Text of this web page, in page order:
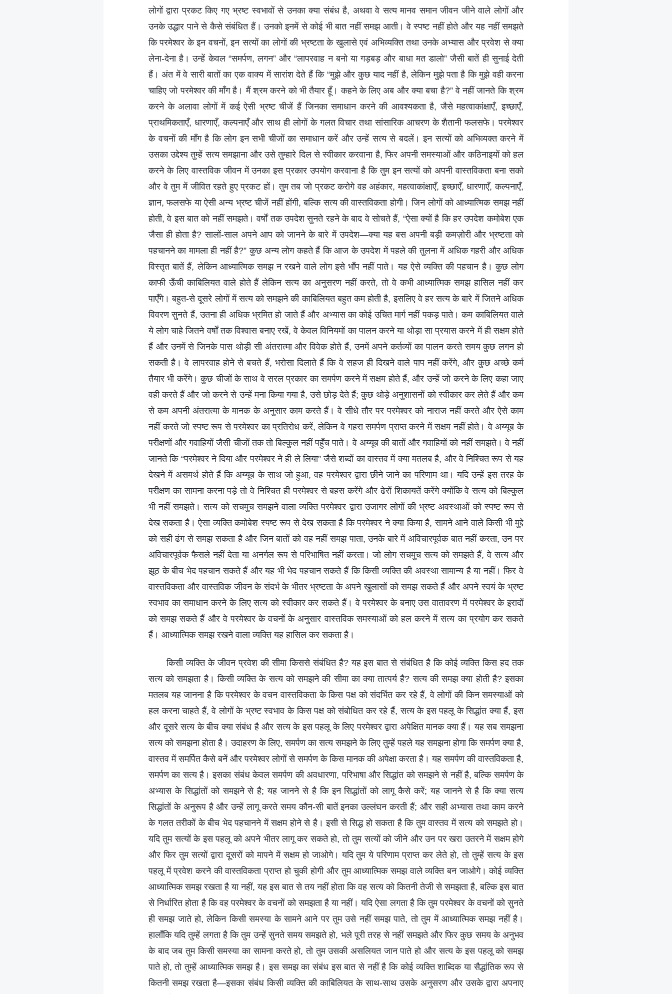
लोगों द्वारा प्रकट किए गए भ्रष्ट स्वभावों से उनका क्या संबंध है, अथवा वे सत्य मानव समान जीवन जीने वाले लोगों और
उनके उद्धार पाने से कैसे संबंधित हैं। उनको इनमें से कोई भी बात नहीं समझ आती। वे स्पष्ट नहीं होते और यह नहीं समझते
कि परमेश्वर के इन वचनों, इन सत्यों का लोगों की भ्रष्टता के खुलासे एवं अभिव्यक्ति तथा उनके अभ्यास और प्रवेश से क्या
लेना-देना है। उन्हें केवल “समर्पण, लगन” और “लापरवाह न बनो या गड़बड़ और बाधा मत डालो” जैसी बातें ही सुनाई देती
हैं। अंत में वे सारी बातों का एक वाक्य में सारांश देते हैं कि “मुझे और कुछ याद नहीं है, लेकिन मुझे पता है कि मुझे वही करना
चाहिए जो परमेश्वर की माँग है। मैं श्रम करने को भी तैयार हूँ। कहने के लिए अब और क्या बचा है?” वे नहीं जानते कि श्रम
करने के अलावा लोगों में कई ऐसी भ्रष्ट चीजें हैं जिनका समाधान करने की आवश्यकता है, जैसे महत्वाकांक्षाएँ, इच्छाएँ,
प्राथमिकताएँ, धारणाएँ, कल्पनाएँ और साथ ही लोगों के गलत विचार तथा सांसारिक आचरण के शैतानी फलसफे। परमेश्वर
के वचनों की माँग है कि लोग इन सभी चीजों का समाधान करें और उन्हें सत्य से बदलें। इन सत्यों को अभिव्यक्त करने में
उसका उद्देश्य तुम्हें सत्य समझाना और उसे तुम्हारे दिल से स्वीकार करवाना है, फिर अपनी समस्याओं और कठिनाइयों को हल
करने के लिए वास्तविक जीवन में उनका इस प्रकार उपयोग करवाना है कि तुम इन सत्यों को अपनी वास्तविकता बना सको
और वे तुम में जीवित रहते हुए प्रकट हों। तुम तब जो प्रकट करोगे वह अहंकार, महत्वाकांक्षाएँ, इच्छाएँ, धारणाएँ, कल्पनाएँ,
ज्ञान, फलसफे या ऐसी अन्य भ्रष्ट चीजें नहीं होंगी, बल्कि सत्य की वास्तविकता होगी। जिन लोगों को आध्यात्मिक समझ नहीं
होती, वे इस बात को नहीं समझते। वर्षों तक उपदेश सुनते रहने के बाद वे सोचते हैं, “ऐसा क्यों है कि हर उपदेश कमोबेश एक
जैसा ही होता है? सालों-साल अपने आप को जानने के बारे में उपदेश—क्या यह बस अपनी बड़ी कमज़ोरी और भ्रष्टता को
पहचानने का मामला ही नहीं है?” कुछ अन्य लोग कहते हैं कि आज के उपदेश में पहले की तुलना में अधिक गहरी और अधिक
विस्तृत बातें हैं, लेकिन आध्यात्मिक समझ न रखने वाले लोग इसे भाँप नहीं पाते। यह ऐसे व्यक्ति की पहचान है। कुछ लोग
काफी ऊँची काबिलियत वाले होते हैं लेकिन सत्य का अनुसरण नहीं करते, तो वे कभी आध्यात्मिक समझ हासिल नहीं कर
पाएँगे। बहुत-से दूसरे लोगों में सत्य को समझने की काबिलियत बहुत कम होती है, इसलिए वे हर सत्य के बारे में जितने अधिक
विवरण सुनते हैं, उतना ही अधिक भ्रमित हो जाते हैं और अभ्यास का कोई उचित मार्ग नहीं पकड़ पाते। कम काबिलियत वाले
ये लोग चाहे जितने वर्षों तक विश्वास बनाए रखें, वे केवल विनियमों का पालन करने या थोड़ा सा प्रयास करने में ही सक्षम होते
हैं और उनमें से जिनके पास थोड़ी सी अंतरात्मा और विवेक होते हैं, उनमें अपने कर्तव्यों का पालन करते समय कुछ लगन हो
सकती है। वे लापरवाह होने से बचते हैं, भरोसा दिलाते हैं कि वे सहज ही दिखने वाले पाप नहीं करेंगे, और कुछ अच्छे कर्म
तैयार भी करेंगे। कुछ चीजों के साथ वे सरल प्रकार का समर्पण करने में सक्षम होते हैं, और उन्हें जो करने के लिए कहा जाए
वही करते हैं और जो करने से उन्हें मना किया गया है, उसे छोड़ देते हैं; कुछ थोड़े अनुशासनों को स्वीकार कर लेते हैं और कम
से कम अपनी अंतरात्मा के मानक के अनुसार काम करते हैं। वे सीधे तौर पर परमेश्वर को नाराज नहीं करते और ऐसे काम
नहीं करते जो स्पष्ट रूप से परमेश्वर का प्रतिरोध करें, लेकिन वे गहरा समर्पण प्राप्त करने में सक्षम नहीं होते। वे अय्यूब के
परीक्षणों और गवाहियों जैसी चीजों तक तो बिल्कुल नहीं पहुँच पाते। वे अय्यूब की बातों और गवाहियों को नहीं समझते। वे नहीं
जानते कि “परमेश्वर ने दिया और परमेश्वर ने ही ले लिया” जैसे शब्दों का वास्तव में क्या मतलब है, और वे निश्चित रूप से यह
देखने में असमर्थ होते हैं कि अय्यूब के साथ जो हुआ, वह परमेश्वर द्वारा छीने जाने का परिणाम था। यदि उन्हें इस तरह के
परीक्षण का सामना करना पड़े तो वे निश्चित ही परमेश्वर से बहस करेंगे और ढेरों शिकायतें करेंगे क्योंकि वे सत्य को बिल्कुल
भी नहीं समझते। सत्य को सचमुच समझने वाला व्यक्ति परमेश्वर द्वारा उजागर लोगों की भ्रष्ट अवस्थाओं को स्पष्ट रूप से
देख सकता है। ऐसा व्यक्ति कमोबेश स्पष्ट रूप से देख सकता है कि परमेश्वर ने क्या किया है, सामने आने वाले किसी भी मुद्दे
को सही ढंग से समझ सकता है और जिन बातों को वह नहीं समझ पाता, उनके बारे में अविचारपूर्वक बात नहीं करता, उन पर
अविचारपूर्वक फैसले नहीं देता या अनर्गल रूप से परिभाषित नहीं करता। जो लोग सचमुच सत्य को समझते हैं, वे सत्य और
झूठ के बीच भेद पहचान सकते हैं और यह भी भेद पहचान सकते हैं कि किसी व्यक्ति की अवस्था सामान्य है या नहीं। फिर वे
वास्तविकता और वास्तविक जीवन के संदर्भ के भीतर भ्रष्टता के अपने खुलासों को समझ सकते हैं और अपने स्वयं के भ्रष्ट
स्वभाव का समाधान करने के लिए सत्य को स्वीकार कर सकते हैं। वे परमेश्वर के बनाए उस वातावरण में परमेश्वर के इरादों
को समझ सकते हैं और वे परमेश्वर के वचनों के अनुसार वास्तविक समस्याओं को हल करने में सत्य का प्रयोग कर सकते
हैं। आध्यात्मिक समझ रखने वाला व्यक्ति यह हासिल कर सकता है।
किसी व्यक्ति के जीवन प्रवेश की सीमा किससे संबंधित है? यह इस बात से संबंधित है कि कोई व्यक्ति किस हद तक
सत्य को समझता है। किसी व्यक्ति के सत्य को समझने की सीमा का क्या तात्पर्य है? सत्य की समझ क्या होती है? इसका
मतलब यह जानना है कि परमेश्वर के वचन वास्तविकता के किस पक्ष को संदर्भित कर रहे हैं, वे लोगों की किन समस्याओं को
हल करना चाहते हैं, वे लोगों के भ्रष्ट स्वभाव के किस पक्ष को संबोधित कर रहे हैं, सत्य के इस पहलू के सिद्धांत क्या हैं, इस
और दूसरे सत्य के बीच क्या संबंध है और सत्य के इस पहलू के लिए परमेश्वर द्वारा अपेक्षित मानक क्या हैं। यह सब समझना
सत्य को समझना होता है। उदाहरण के लिए, समर्पण का सत्य समझने के लिए तुम्हें पहले यह समझना होगा कि समर्पण क्या है,
वास्तव में समर्पित कैसे बनें और परमेश्वर लोगों से समर्पण के किस मानक की अपेक्षा करता है। यह समर्पण की वास्तविकता है,
समर्पण का सत्य है। इसका संबंध केवल समर्पण की अवधारणा, परिभाषा और सिद्धांत को समझने से नहीं है, बल्कि समर्पण के
अभ्यास के सिद्धांतों को समझने से है; यह जानने से है कि इन सिद्धांतों को लागू कैसे करें; यह जानने से है कि क्या सत्य
सिद्धांतों के अनुरूप है और उन्हें लागू करते समय कौन-सी बातें इनका उल्लंघन करती हैं; और सही अभ्यास तथा काम करने
के गलत तरीकों के बीच भेद पहचानने में सक्षम होने से है। इसी से सिद्ध हो सकता है कि तुम वास्तव में सत्य को समझते हो।
यदि तुम सत्यों के इस पहलू को अपने भीतर लागू कर सकते हो, तो तुम सत्यों को जीने और उन पर खरा उतरने में सक्षम होगे
और फिर तुम सत्यों द्वारा दूसरों को मापने में सक्षम हो जाओगे। यदि तुम ये परिणाम प्राप्त कर लेते हो, तो तुम्हें सत्य के इस
पहलू में प्रवेश करने की वास्तविकता प्राप्त हो चुकी होगी और तुम आध्यात्मिक समझ वाले व्यक्ति बन जाओगे। कोई व्यक्ति
आध्यात्मिक समझ रखता है या नहीं, यह इस बात से तय नहीं होता कि वह सत्य को कितनी तेजी से समझता है, बल्कि इस बात
से निर्धारित होता है कि वह परमेश्वर के वचनों को समझता है या नहीं। यदि ऐसा लगता है कि तुम परमेश्वर के वचनों को सुनते
ही समझ जाते हो, लेकिन किसी समस्या के सामने आने पर तुम उसे नहीं समझ पाते, तो तुम में आध्यात्मिक समझ नहीं है।
हालाँकि यदि तुम्हें लगता है कि तुम उन्हें सुनते समय समझते हो, भले पूरी तरह से नहीं समझते और फिर कुछ समय के अनुभव
के बाद जब तुम किसी समस्या का सामना करते हो, तो तुम उसकी असलियत जान पाते हो और सत्य के इस पहलू को समझ
पाते हो, तो तुम्हें आध्यात्मिक समझ है। इस समझ का संबंध इस बात से नहीं है कि कोई व्यक्ति शाब्दिक या सैद्धांतिक रूप से
कितनी समझ रखता है—इसका संबंध किसी व्यक्ति की काबिलियत के साथ-साथ उसके अनुसरण और उसके द्वारा अपनाए